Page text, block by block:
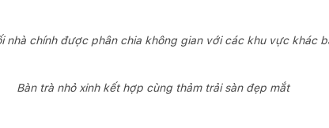
nhà chính được phân chia không gian với các khu vực khác
Bàn trà nhỏ xinh kết hợp cùng thảm trải sàn đẹp mắt